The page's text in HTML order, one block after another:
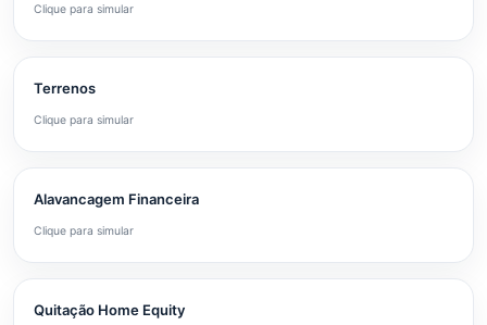
Clique para simular
Terrenos
Clique para simular
Alavancagem Financeira
Clique para simular
Quitação Home Equity